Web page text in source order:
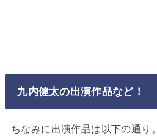
九内健太の出演作品など！
ちなみに出演作品は以下の通り。